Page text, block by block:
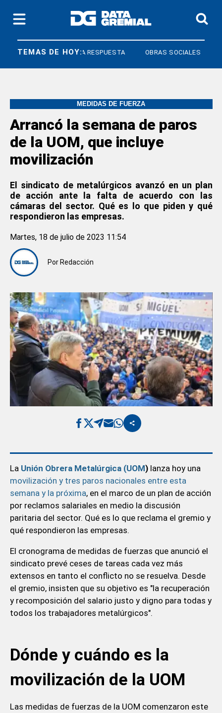
TEMAS DE HOY:
DERECHO A RESPUESTA OBRAS SOCIALES
MEDIDAS DE FUERZA
Arrancó la semana de paros
de la UOM, que incluye
movilización
El sindicato de metalúrgicos avanzó en un plan
de acción ante la falta de acuerdo con las
cámaras del sector. Qué es lo que piden y qué
respondieron las empresas.
Por Redacción
Martes, 18 de julio de 2023 11:54
La Unión Obrera Metalúrgica (UOM)lanza hoy una
movilización y tres paros nacionales entre esta
semana y la próxima, en el marco de un plan de acción
por reclamos salariales en medio la discusión
paritaria del sector. Qué es lo que reclama el gremio y
qué respondieron las empresas.
El cronograma de medidas de fuerzas que anunció el
sindicato prevé ceses de tareas cada vez más
extensos en tanto el conflicto no se resuelva. Desde
el gremio, insisten que su objetivo es "la recuperación
y recomposición del salario justo y digno para todas y
todos los trabajadores metalúrgicos".
Dónde y cuándo es la
movilización de la UOM
Las medidas de fuerzas de la UOM comenzaron este